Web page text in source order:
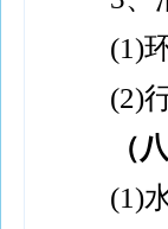
(1)
(2)
（
(1)